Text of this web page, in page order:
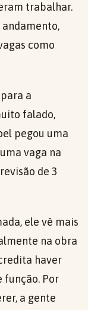
trabalhar.
andamento,
como
a
falado,
pegou uma
vaga na
de 3
ele vê mais
na obra
haver
função. Por
a gente